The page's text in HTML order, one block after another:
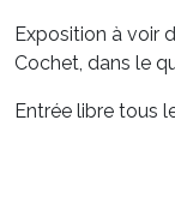
Exposition à voir
Cochet, dans le
Entrée libre tous